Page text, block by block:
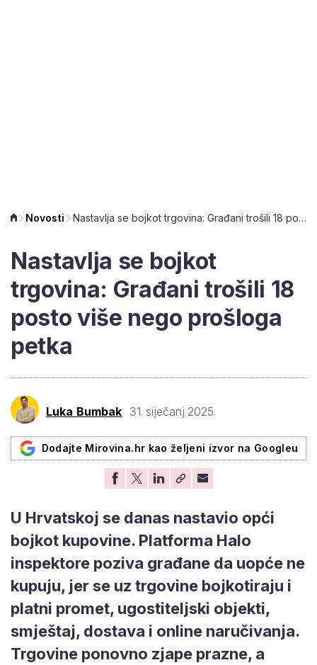
Novosti Nastavlja se bojkot trgovina: Građani trošili 18 posto više nego prošloga petka
Nastavlja se bojkot
trgovina: Građani trošili 18
posto više nego prošloga
petka
Luka Bumbak 31. siječanj 2025.
Dodajte Mirovina.hr kao željeni izvor na Googleu
U Hrvatskoj se danas nastavio opći
bojkot kupovine. Platforma Halo
inspektore poziva građane da uopće ne
kupuju, jer se uz trgovine bojkotiraju i
platni promet, ugostiteljski objekti,
smještaj, dostava i online naručivanja.
Trgovine ponovno zjape prazne, a